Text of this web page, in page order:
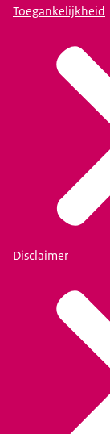
Toegankelijkheid
Disclaimer